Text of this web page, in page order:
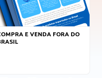
E VENDA FORA DO